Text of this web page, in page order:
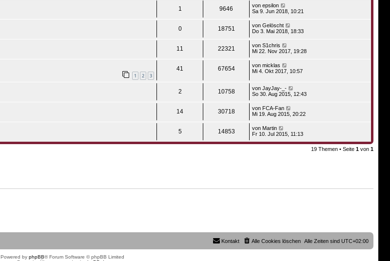
1 9646 vonepsilon
Sa 9. Jun 2018, 10:21
0 18751 vonGelöscht
Do 3. Mai 2018, 18:33
11 22321 vonS1chris
Mi 22. Nov 2017, 19:28
1 2 3
41 67654 vonmicklas
Mi 4. Okt 2017, 10:57
2 10758 vonJayJay-_-
So 30. Aug 2015, 12:43
14 30718 von FCA-Fan
Mi 19. Aug 2015, 20:22
5 14853 von Martin
Fr 10. Jul 2015, 11:13
19 Themen • Seite1 von1
Alle Zeiten sindUTC+02:00
Alle Cookies löschen
Kontakt
Powered by phpBB® Forum Software © phpBB Limited